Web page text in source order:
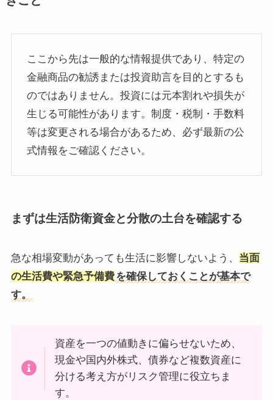
ここから先は一般的な情報提供であり、特定の
金融商品の勧誘または投資助言を目的とするも
のではありません。投資には元本割れや損失が
生じる可能性があります。制度・税制・手数料
等は変更される場合があるため、必ず最新の公
式情報をご確認ください。
まずは生活防衛資金と分散の土台を確認する
急な相場変動があっても生活に影響しないよう、 当面
の生活費や緊急予備費を確保しておくことが基本で
す。
資産を一つの値動きに偏らせないため、
現金や国内外株式、債券など複数資産に
分ける考え方がリスク管理に役立ちま
す。